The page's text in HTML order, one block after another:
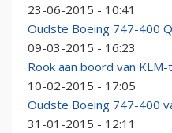
23-06-2015 - 10:41
Oudste Boeing 747-400
09-03-2015 - 16:23
Rook aan boord van
10-02-2015 - 17:05
Oudste Boeing 747-400
31-01-2015 - 12:11